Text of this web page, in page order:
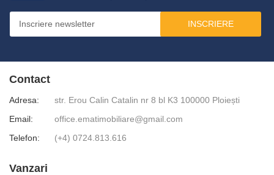
INSCRIERE
Contact
Adresa:
str. Erou Calin Catalin nr 8 bl K3 100000 Ploiești
Email:
office.ematimobiliare@gmail.com
Telefon:
(+4) 0724.813.616
Vanzari